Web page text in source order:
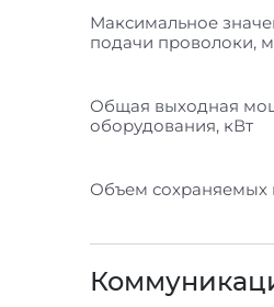
Максимальное
подачи проволоки,
Общая выходная
оборудования, кВт
Объем сохраняемых